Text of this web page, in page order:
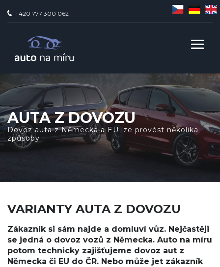
+420 777 300 062
AUTA Z DOVOZU
Dovoz auta z Německa a EU lze provést několika
způsoby
VARIANTY AUTA Z DOVOZU
Zákazník si sám najde a domluví vůz. Nejčastěji
se jedná o dovoz vozů z Německa. Auto na míru
potom technicky zajišťujeme dovoz aut z
Německa či EU do ČR. Nebo může jet zákazník